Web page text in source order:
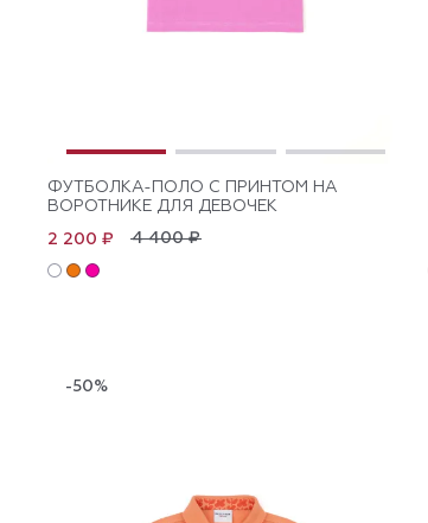
ФУТБОЛКА-ПОЛО С ПРИНТОМ НА
ВОРОТНИКЕ ДЛЯ ДЕВОЧЕК
4 400 ₽
2 200 ₽
-50%